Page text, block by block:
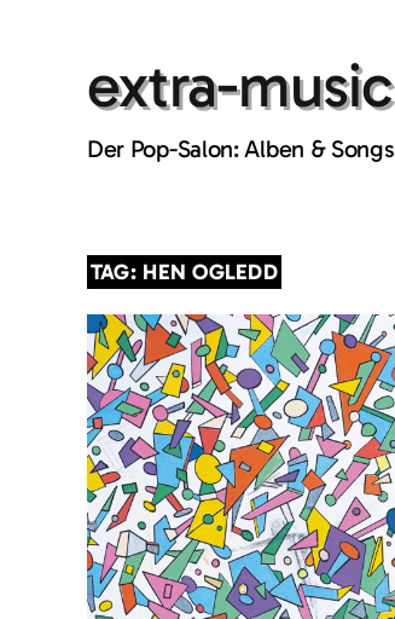
extra-music
Der Pop-Salon: Alben &
TAG: HEN OGLEDD